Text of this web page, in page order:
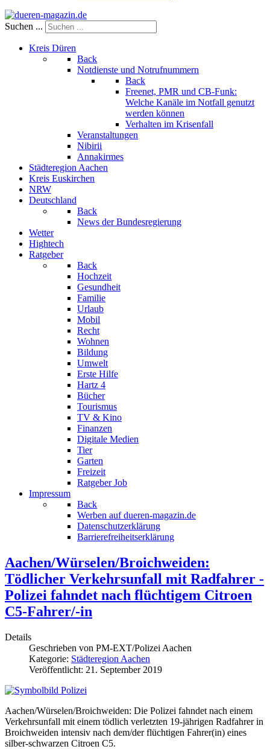
Suchen ...
Kreis Düren
Back
Notdienste und Notrufnummern
Back
Freenet, PMR und CB-Funk:
Welche Kanäle im Notfall genutzt
werden können
Verhalten im Krisenfall
Veranstaltungen
Nibirii
Annakirmes
Städteregion Aachen
Kreis Euskirchen
NRW
Deutschland
Back
News der Bundesregierung
Wetter
Hightech
Ratgeber
Back
Hochzeit
Gesundheit
Familie
Urlaub
Mobil
Recht
Wohnen
Bildung
Umwelt
Erste Hilfe
Hartz 4
Bücher
Tourismus
TV & Kino
Finanzen
Digitale Medien
Tier
Garten
Freizeit
Ratgeber Job
Impressum
Back
Werben auf dueren-magazin.de
Datenschutzerklärung
Barrierefreiheitserklärung
Aachen/Würselen/Broichweiden:
Tödlicher Verkehrsunfall mit Radfahrer -
Polizei fahndet nach flüchtigem Citroen
C5-Fahrer/-in
Details
Geschrieben von PM-EXT/Polizei Aachen
Kategorie: Städteregion Aachen
Veröffentlicht: 21. September 2019
Aachen/Würselen/Broichweiden: Die Polizei fahndet nach einem
Verkehrsunfall mit einem tödlich verletzten 19-jährigen Radfahrer in
Broichweiden intensiv nach dem/der flüchtigen Fahrer(in) eines
silber-schwarzen Citroen C5.